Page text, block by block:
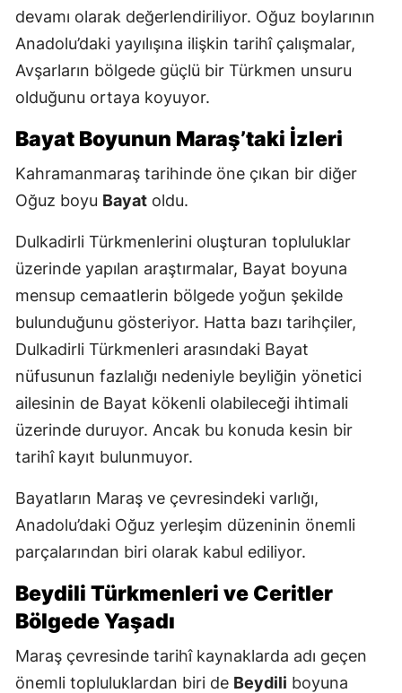
devamı olarak değerlendiriliyor. Oğuz boylarının
Anadolu’daki yayılışına ilişkin tarihî çalışmalar,
Avşarların bölgede güçlü bir Türkmen unsuru
olduğunu ortaya koyuyor.
Bayat Boyunun Maraş’taki İzleri
Kahramanmaraş tarihinde öne çıkan bir diğer
Oğuz boyu Bayat oldu.
Dulkadirli Türkmenlerini oluşturan topluluklar
üzerinde yapılan araştırmalar, Bayat boyuna
mensup cemaatlerin bölgede yoğun şekilde
bulunduğunu gösteriyor. Hatta bazı tarihçiler,
Dulkadirli Türkmenleri arasındaki Bayat
nüfusunun fazlalığı nedeniyle beyliğin yönetici
ailesinin de Bayat kökenli olabileceği ihtimali
üzerinde duruyor. Ancak bu konuda kesin bir
tarihî kayıt bulunmuyor.
Bayatların Maraş ve çevresindeki varlığı,
Anadolu’daki Oğuz yerleşim düzeninin önemli
parçalarından biri olarak kabul ediliyor.
Beydili Türkmenleri ve Ceritler
Bölgede Yaşadı
Maraş çevresinde tarihî kaynaklarda adı geçen
önemli topluluklardan biri de Beydili boyuna